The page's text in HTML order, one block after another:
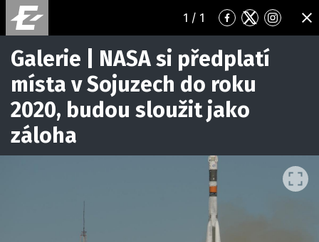
1 / 1
Přejít
na
Facebook
Přejít
na
Twitter
Přejít
na
Galerie | NASA si předplatí
místa v Sojuzech do roku
2020, budou sloužit jako
záloha